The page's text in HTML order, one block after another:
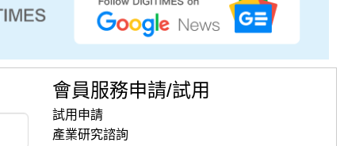
會員服務申請/試用
試用申請
產業研究諮詢